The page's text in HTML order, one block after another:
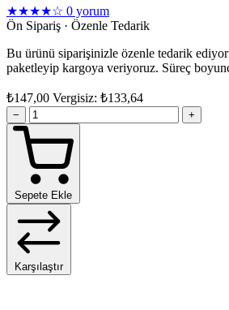
★★★★☆ 0 yorum
Ön Sipariş · Özenle Tedarik
Bu ürünü siparişinizle özenle tedarik
paketleyip kargoya veriyoruz. Süreç
₺147,00 Vergisiz: ₺133,64
− +
Sepete Ekle
Karşılaştır